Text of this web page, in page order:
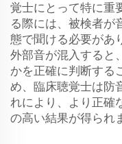
覚士にとって特に重
る際には、被検者が
態で聞ける必要があ
外部音が混入すると
かを正確に判断する
め、臨床聴覚士は防
れにより、より正確
の高い結果が得られ